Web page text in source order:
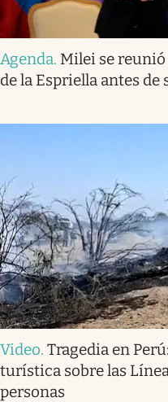
Agenda. Milei se
de la Espriella antes
Video. Tragedia en
turística sobre las
personas